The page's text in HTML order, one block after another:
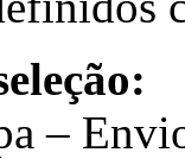
–